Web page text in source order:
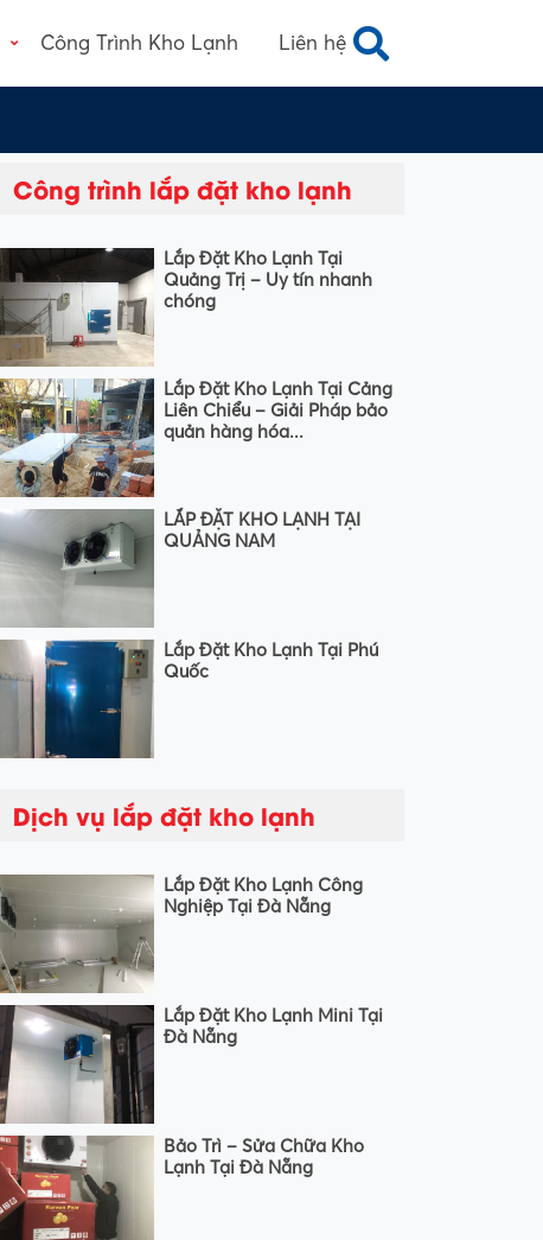
Công Trình Kho Lạnh Liên hệ
Công trình lắp đặt kho lạnh
Lắp Đặt Kho Lạnh Tại
Quảng Trị – Uy tín nhanh
chóng
Lắp Đặt Kho Lạnh Tại Cảng
Liên Chiểu – Giải Pháp bảo
quản hàng hóa...
LẮP ĐẶT KHO LẠNH TẠI
QUẢNG NAM
Lắp Đặt Kho Lạnh Tại Phú
Quốc
Dịch vụ lắp đặt kho lạnh
Lắp Đặt Kho Lạnh Công
Nghiệp Tại Đà Nẵng
Lắp Đặt Kho Lạnh Mini Tại
Đà Nẵng
Bảo Trì – Sửa Chữa Kho
Lạnh Tại Đà Nẵng